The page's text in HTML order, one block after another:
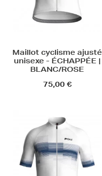
Maillot cyclisme ajusté
unisexe - ÉCHAPPÉE |
BLANC/ROSE
75,00 €